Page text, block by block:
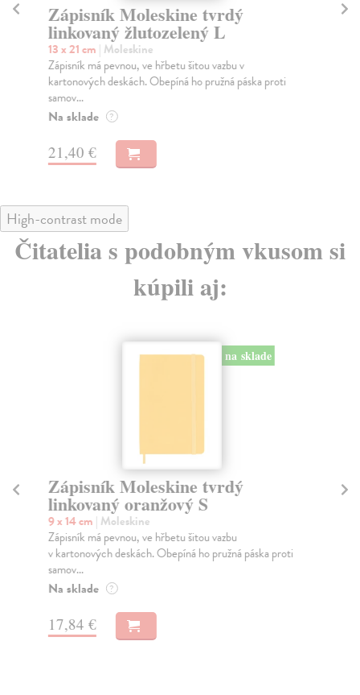
Zápisník Moleskine tvrdý
linkovaný žlutozelený L
13 x 21 cm | Moleskine
Zápisník má pevnou, ve hřbetu šitou vazbu v
kartonových deskách. Obepíná ho pružná páska proti
samov...
Na sklade ?
21,40 €
High-contrast mode
Čitatelia s podobným vkusom si
kúpili aj:
na sklade
Zápisník Moleskine tvrdý
linkovaný oranžový S
9 x 14 cm | Moleskine
Zápisník má pevnou, ve hřbetu šitou vazbu
v kartonových deskách. Obepíná ho pružná páska proti
samov...
Na sklade ?
17,84 €